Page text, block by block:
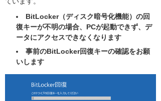
BitLocker（ディスク暗号化機能）の回
復キーが不明の場合、PCが起動できず、デ
ータにアクセスできなくなります
事前のBitLocker回復キーの確認をお願
いします